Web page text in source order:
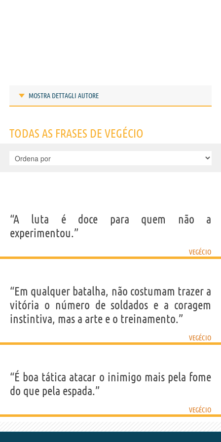
MOSTRA DETTAGLI AUTORE
IDENTIKIT E DADOS PESSOAIS
Publio Vegezio
Sobrenome Renato
Apelido
Falecido 450
Frases, citações e aforismos de Vegécio
3EM PORTUGUÊS
TODAS AS FRASES DE VEGÉCIO
“A luta é doce para quem não a
experimentou.”
VEGÉCIO
“Em qualquer batalha, não costumam trazer a
vitória o número de soldados e a coragem
instintiva, mas a arte e o treinamento.”
VEGÉCIO
“É boa tática atacar o inimigo mais pela fome
do que pela espada.”
VEGÉCIO